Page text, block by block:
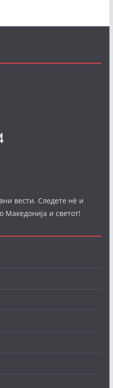
вести. Следете нè и
Македонија и светот!